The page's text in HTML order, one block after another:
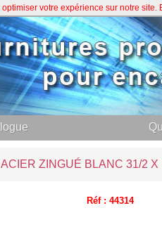
ACIER ZINGUÉ BLANC 31/2 X
Réf : 44314
votre expérience sur notre